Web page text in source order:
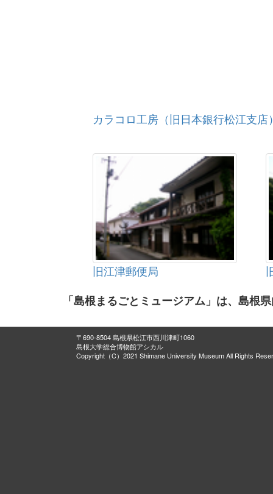
カラコロ工房（旧日本銀行松江支店
旧江津郵便局
「島根まるごとミュージアム」は、島根
〒690-8504 島根県松江市西川津町1060
島根大学総合博物館アシカル
Copyright（C）2021 Shimane University Museum All Rights